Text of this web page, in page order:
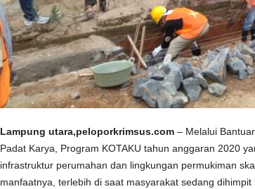
Lampung utara,peloporkrimsus.com– Melalui
Padat Karya, Program KOTAKU tahun anggaran 2020
infrastruktur perumahan dan lingkungan permukiman
manfaatnya, terlebih di saat masyarakat sedang